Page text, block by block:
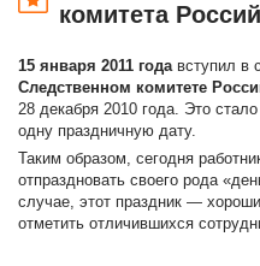
комитета
15 января 2011 годавступил в
Следственном комитете
28 декабря 2010 года. Это
одну праздничную дату.
Таким образом, сегодня
отпраздновать своего рода
случае, этот праздник —
отметить отличившихся